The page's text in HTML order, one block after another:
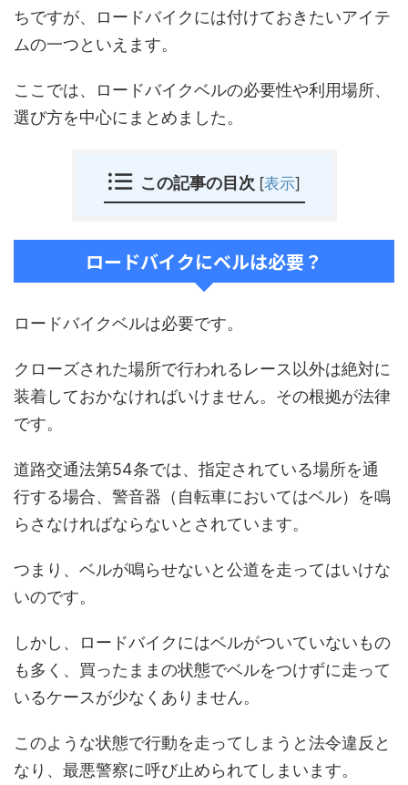
ちですが、ロードバイクには付けておきたいアイテ
ムの一つといえます。
ここでは、ロードバイクベルの必要性や利用場所、
選び方を中心にまとめました。
この記事の目次 [表示]
ロードバイクにベルは必要？
ロードバイクベルは必要です。
クローズされた場所で行われるレース以外は絶対に
装着しておかなければいけません。その根拠が法律
です。
道路交通法第54条では、指定されている場所を通
行する場合、警音器（自転車においてはベル）を鳴
らさなければならないとされています。
つまり、ベルが鳴らせないと公道を走ってはいけな
いのです。
しかし、ロードバイクにはベルがついていないもの
も多く、買ったままの状態でベルをつけずに走って
いるケースが少なくありません。
このような状態で行動を走ってしまうと法令違反と
なり、最悪警察に呼び止められてしまいます。